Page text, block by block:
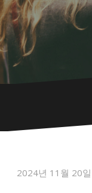
2024년 11월 20일